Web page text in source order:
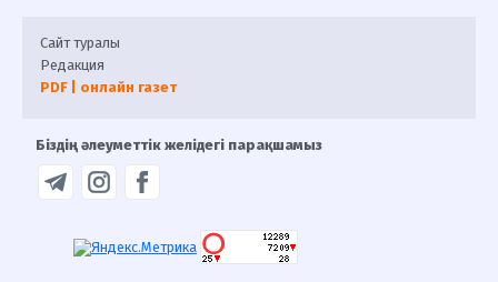
Сайт туралы
Редакция
PDF | онлайн газет
Біздің әлеуметтік желідегі парақшамыз